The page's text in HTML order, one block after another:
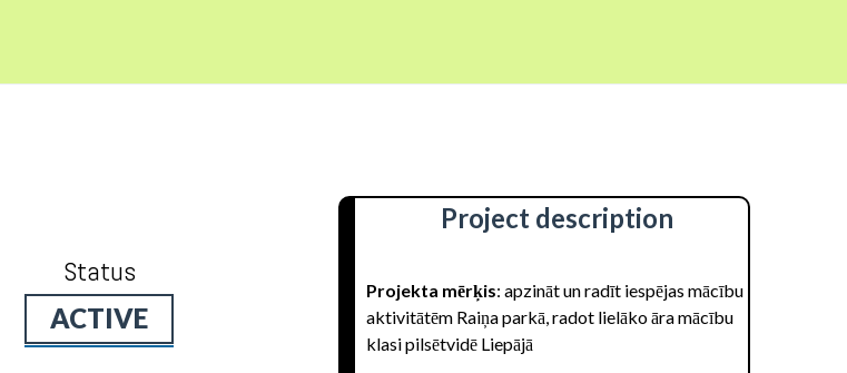
Status
ACTIVE
Project description
Projekta mērķis: apzināt un radīt iespējas mācību
aktivitātēm Raiņa parkā, radot lielāko āra mācību
klasi pilsētvidē Liepājā